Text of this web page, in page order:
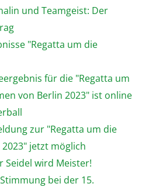
und Teamgeist: Der
"Regatta um die
für die "Regatta um
von Berlin 2023" ist online
zur "Regatta um die
jetzt möglich
Seidel wird Meister!
bei der 15.